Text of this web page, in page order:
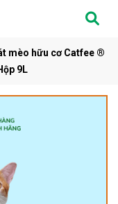
mèo hữu cơ Catfee ®
9L